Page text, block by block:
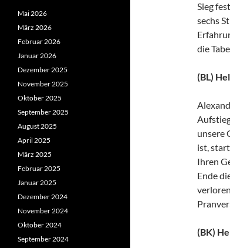
Sieg
sechs
die
(BL)
unsere
ist,
Ihren
Ende
(BK)
Mai 2026
März 2026
Februar 2026
Januar 2026
Dezember 2025
November 2025
Oktober 2025
September 2025
August 2025
April 2025
März 2025
Februar 2025
Januar 2025
Dezember 2024
November 2024
Oktober 2024
September 2024